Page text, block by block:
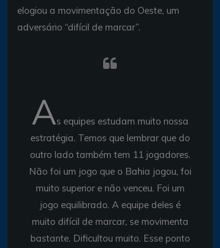
elogiou a movimentação do Oeste, um
adversário “difícil de marcar”.
As equipes estudam muito nossa
estratégia. Temos que lembrar que do
outro lado também tem 11 jogadores.
Não foi um jogo que o Bahia jogou, foi
muito superior e não venceu. Foi um
jogo equilibrado. A equipe deles é
muito difícil de marcar, se movimenta
bastante. Dificultou muito. Esse ponto